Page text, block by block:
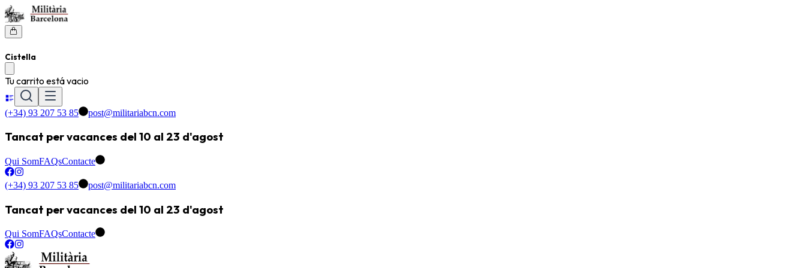
Cistella
Tu carrito está vacio
(+34) 93 207 53 85 post@militariabcn.com
Tancat per vacances del 10 al 23 d'agost
Qui SomFAQsContacte
(+34) 93 207 53 85 post@militariabcn.com
Tancat per vacances del 10 al 23 d'agost
Qui SomFAQsContacte